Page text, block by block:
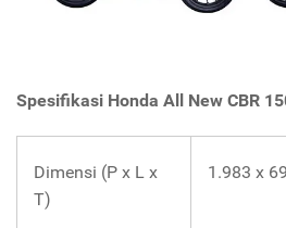
Spesifikasi Honda All New CBR
Dimensi (P x L x
T)
1.983 x